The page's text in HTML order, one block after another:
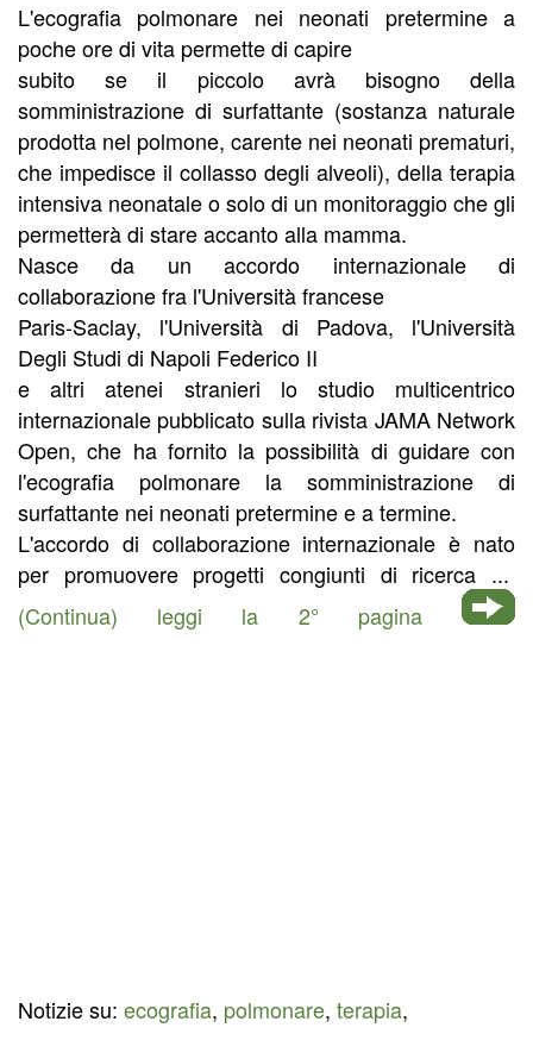
L'ecografia polmonare nei neonati pretermine a
poche ore di vita permette di capire
subito se il piccolo avrà bisogno della
somministrazione di surfattante (sostanza naturale
prodotta nel polmone, carente nei neonati prematuri,
che impedisce il collasso degli alveoli), della terapia
intensiva neonatale o solo di un monitoraggio che gli
permetterà di stare accanto alla mamma.
Nasce da un accordo internazionale di
collaborazione fra l'Università francese
Paris-Saclay, l'Università di Padova, l'Università
Degli Studi di Napoli Federico II
e altri atenei stranieri lo studio multicentrico
internazionale pubblicato sulla rivista JAMA Network
Open, che ha fornito la possibilità di guidare con
l'ecografia polmonare la somministrazione di
surfattante nei neonati pretermine e a termine.
L'accordo di collaborazione internazionale è nato
per promuovere progetti congiunti di ricerca ...
(Continua) leggi la 2° pagina
Notizie su: ecografia, polmonare, terapia,